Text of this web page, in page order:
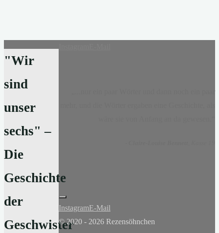
"Wir
sind
unser
sechs" –
Die
Geschichte
der
Geschwister
InstagramE-Mail
© 2020 - 2026 Rezensöhnchen